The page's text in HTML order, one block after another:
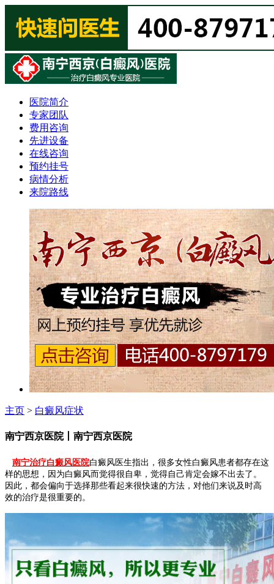
医院简介
专家团队
费用咨询
先进设备
在线咨询
预约挂号
病情分析
来院路线
主页 > 白癜风症状
南宁西京医院丨南宁西京医院
南宁治疗白癜风医院白癜风医生指出，很多女性白癜风患者都存在这
样的思想，因为白癜风而觉得很自卑，觉得自己肯定会嫁不出去了。
因此，都会偏向于选择那些看起来很快速的方法，对他们来说及时高
效的治疗是很重要的。